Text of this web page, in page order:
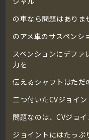
の車なら問題はあり
のアメ車のサスペンシ
スペンションにデフ
力を
伝えるシャフトはただ
二つ付いたCVジョイ
問題なのは、CVジョイ
ジョイントにはたっぷ